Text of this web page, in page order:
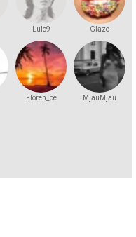
Lulo9 Glaze
Floren_ce MjauMjau